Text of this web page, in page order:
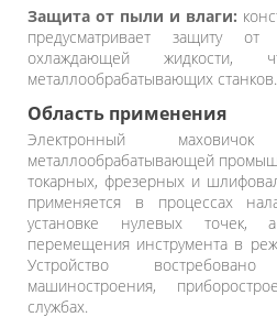
Защита от пыли и влаги:
предусматривает защиту
охлаждающей жидкости,
металлообрабатывающих станков.
Область применения
Электронный
металлообрабатывающей
токарных, фрезерных и
применяется в процессах
установке нулевых
перемещения инструмента в
Устройство
машиностроения,
службах.